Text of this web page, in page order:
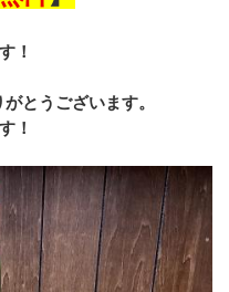
！
とうございます。
！